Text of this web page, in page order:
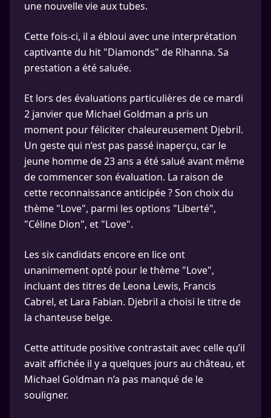
une nouvelle vie aux tubes.
Cette fois-ci, il a ébloui avec une interprétation
captivante du hit "Diamonds" de Rihanna. Sa
prestation a été saluée.
Et lors des évaluations particulières de ce mardi
2 janvier que Michael Goldman a pris un
moment pour féliciter chaleureusement Djebril.
Un geste qui n’est pas passé inaperçu, car le
jeune homme de 23 ans a été salué avant même
de commencer son évaluation. La raison de
cette reconnaissance anticipée ? Son choix du
thème "Love", parmi les options "Liberté",
"Céline Dion", et "Love".
Les six candidats encore en lice ont
unanimement opté pour le thème "Love",
incluant des titres de Leona Lewis, Francis
Cabrel, et Lara Fabian. Djebril a choisi le titre de
la chanteuse belge.
Cette attitude positive contrastait avec celle qu’il
avait affichée il y a quelques jours au château, et
Michael Goldman n’a pas manqué de le
souligner.